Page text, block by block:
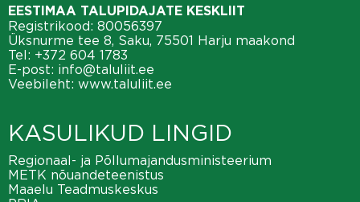
EESTIMAA TALUPIDAJATE KESKLIIT
Registrikood: 80056397
Üksnurme tee 8, Saku, 75501 Harju maakond
Tel: +372 604 1783
E-post: info@taluliit.ee
Veebileht: www.taluliit.ee
KASULIKUD LINGID
Regionaal- ja Põllumajandusministeerium
METK nõuandeteenistus
Maaelu Teadmuskeskus